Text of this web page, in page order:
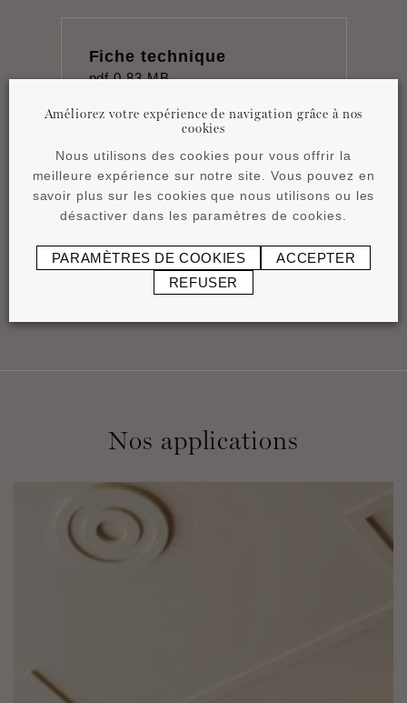
Fiche technique
pdf 0,83 MB
Notice de pose
Nos applications
Améliorez votre expérience de navigation grâce à nos
cookies
Nous utilisons des cookies pour vous offrir la
meilleure expérience sur notre site. Vous pouvez en
savoir plus sur les cookies que nous utilisons ou les
désactiver dans les paramètres de cookies.
PARAMÈTRES DE COOKIES
ACCEPTER
REFUSER